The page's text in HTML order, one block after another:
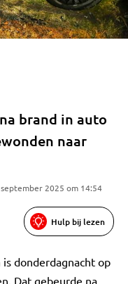
brand in auto
naar
2025 om 14:54
Hulp bij lezen
donderdagnacht op
Dat gebeurde na